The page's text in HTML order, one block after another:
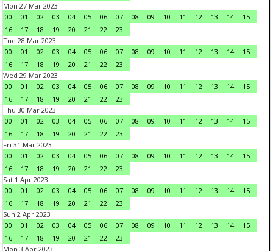
Mon 27 Mar 2023
00
01 02 03 04 05 06 07 08 09 10 11 12 13 14
15
16
17 18 19 20 21 22
23
Tue 28 Mar 2023
00
01 02 03 04 05 06 07 08 09 10 11 12 13 14
15
16
17 18 19 20 21 22
23
Wed 29 Mar 2023
00
01 02 03 04 05 06 07 08 09 10 11 12 13 14
15
16
17 18 19 20 21 22
23
Thu 30 Mar 2023
00
01 02 03 04 05 06 07 08 09 10 11 12 13 14
15
16
17 18 19 20 21 22
23
Fri 31 Mar 2023
00
01 02 03 04 05 06 07 08 09 10 11 12 13 14
15
16
17 18 19 20 21 22
23
Sat 1 Apr 2023
00
01 02 03 04 05 06 07 08 09 10 11 12 13 14
15
16
17 18 19 20 21 22
23
Sun 2 Apr 2023
00
01 02 03 04 05 06 07 08 09 10 11 12 13 14
15
16
17 18 19 20 21 22
23
Mon 3 Apr 2023